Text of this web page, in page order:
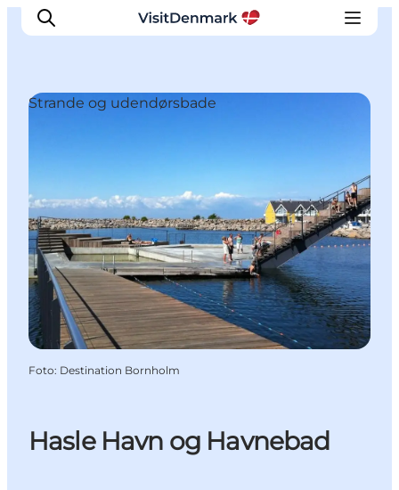
Destinationer
Oplevelser
Overnatning
Planlæg ferien
Hasle Havn og Havnebad
Strande og udendørsbade
Foto: Destination Bornholm